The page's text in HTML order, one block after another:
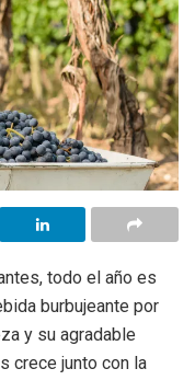
todo el año es
burbujeante por
y su agradable
crece junto con la